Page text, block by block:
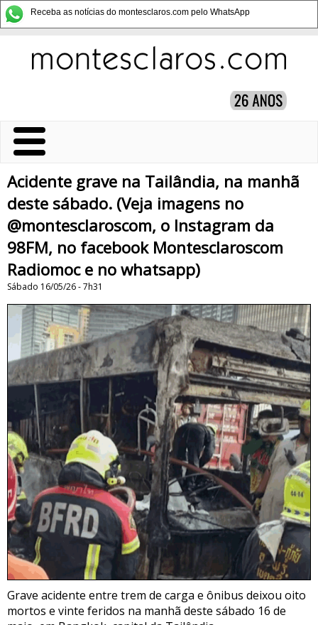
Receba as notícias do montesclaros.com pelo WhatsApp
Acidente grave na Tailândia, na manhã
deste sábado. (Veja imagens no
@montesclaroscom, o Instagram da
98FM, no facebook Montesclaroscom
Radiomoc e no whatsapp)
Sábado 16/05/26 - 7h31
Grave acidente entre trem de carga e ônibus deixou oito
mortos e vinte feridos na manhã deste sábado 16 de